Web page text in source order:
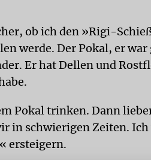
ob ich den »Rigi-
werde. Der Pokal, er
Er hat Dellen und
Pokal trinken. Dann
in schwierigen Zeiten.
ersteigern.